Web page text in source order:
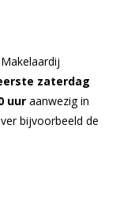
zaterdag
uur aanwezig in
bijvoorbeeld de